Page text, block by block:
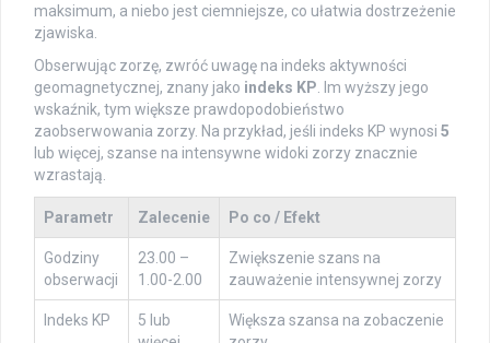
maksimum, a niebo jest ciemniejsze, co ułatwia dostrzeżenie
zjawiska.
Obserwując zorzę, zwróć uwagę na indeks aktywności
geomagnetycznej, znany jako indeks KP . Im wyższy jego
wskaźnik, tym większe prawdopodobieństwo
zaobserwowania zorzy. Na przykład, jeśli indeks KP wynosi 5
lub więcej, szanse na intensywne widoki zorzy znacznie
wzrastają.
Parametr Zalecenie Po co / Efekt
Godziny
obserwacji
23.00 –
1.00-2.00
Zwiększenie szans na
zauważenie intensywnej zorzy
Indeks KP
5 lub
Większa szansa na zobaczenie